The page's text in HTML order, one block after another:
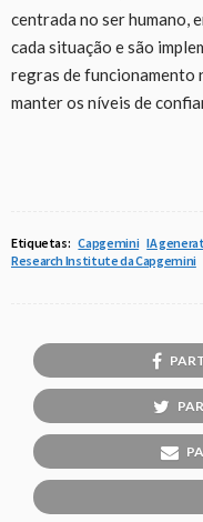
centrada no ser humano,
cada situação e são
regras de funcionamento
manter os níveis de
Etiquetas: Capgemini IA
Research Institute da Capgemini